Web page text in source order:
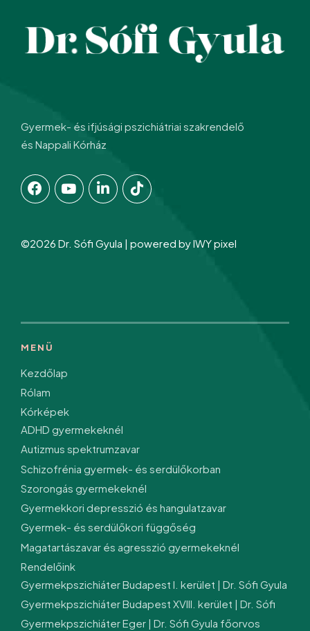
Gyermek- és ifjúsági pszichiátriai szakrendelő
és Nappali Kórház
©2026 Dr. Sófi Gyula | powered byIWY pixel
MENÜ
Kezdőlap
Rólam
Kórképek
ADHD gyermekeknél
Autizmus spektrumzavar
Schizofrénia gyermek- és serdülőkorban
Szorongás gyermekeknél
Gyermekkori depresszió és hangulatzavar
Gyermek- és serdülőkori függőség
Magatartászavar és agresszió gyermekeknél
Rendelőink
Gyermekpszichiáter Budapest I. kerület | Dr. Sófi Gyula
Gyermekpszichiáter Budapest XVIII. kerület | Dr. Sófi
Gyermekpszichiáter Eger | Dr. Sófi Gyula főorvos